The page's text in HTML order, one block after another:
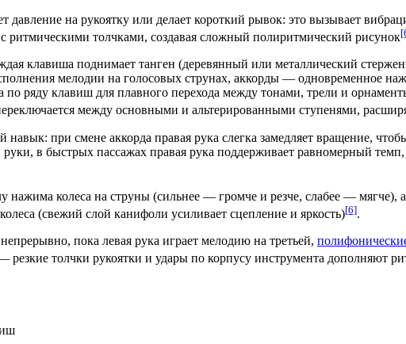
на рукоятку или делает короткий рывок: это вызывает
толчками, создавая сложный полиритмический рисунок
клавиша поднимает танген (деревянный или металлический
мелодии на голосовых струнах, аккорды — одновременное
ряду клавиш для плавного перехода между тонами, трели и
между основными и альтерированными ступенями,
при смене аккорда правая рука слегка замедляет вращение,
в быстрых пассажах правая рука поддерживает равномерный темп,
нажима колеса на струны (сильнее — громче и резче, слабее — мягче),
(свежий слой канифоли усиливает сцепление и яркость)[6].
пока левая рука играет мелодию на третьей,
резкие толчки рукоятки и удары по корпусу инструмента дополняют